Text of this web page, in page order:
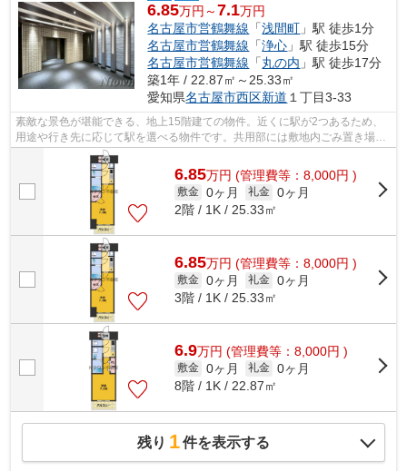
6.85万円～7.1万円
名古屋市営鶴舞線 「浅間町 」駅 徒歩1分
名古屋市営鶴舞線 「浄心 」駅 徒歩15分
名古屋市営鶴舞線 「丸の内 」駅 徒歩17分
築1年 / 22.87㎡～25.33㎡
愛知県名古屋市西区新道 １丁目3-33
素敵な景色が堪能できる、地上15階建ての物件。近くに駅が2つあるため、
用途や行き先に応じて駅を選べる物件です。共用部には敷地内ごみ置き場・
エレベータなどが揃っており、とても充...
6.85万円 (管理費等：8,000円 )
敷金 0ヶ月 礼金 0ヶ月
2階 / 1K / 25.33㎡
6.85万円 (管理費等：8,000円 )
敷金 0ヶ月 礼金 0ヶ月
3階 / 1K / 25.33㎡
6.9万円 (管理費等：8,000円 )
敷金 0ヶ月 礼金 0ヶ月
8階 / 1K / 22.87㎡
残り 1件を表示する